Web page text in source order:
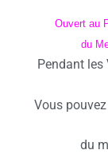
Ouvert au
du
Pendant les
Vous
du